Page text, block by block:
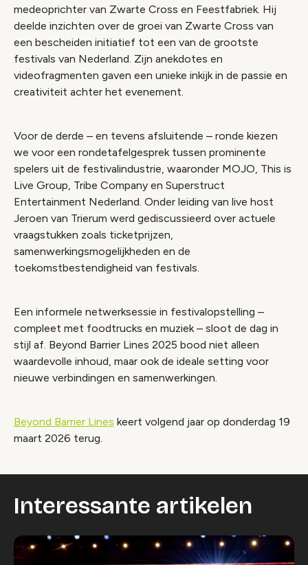
medeoprichter van Zwarte Cross en Feestfabriek. Hij
deelde inzichten over de groei van Zwarte Cross van
een bescheiden initiatief tot een van de grootste
festivals van Nederland. Zijn anekdotes en
videofragmenten gaven een unieke inkijk in de passie en
creativiteit achter het evenement.
Voor de derde – en tevens afsluitende – ronde kiezen
we voor een rondetafelgesprek tussen prominente
spelers uit de festivalindustrie, waaronder MOJO, This is
Live Group, Tribe Company en Superstruct
Entertainment Nederland. Onder leiding van live host
Jeroen van Trierum werd gediscussieerd over actuele
vraagstukken zoals ticketprijzen,
samenwerkingsmogelijkheden en de
toekomstbestendigheid van festivals.
Een informele netwerksessie in festivalopstelling –
compleet met foodtrucks en muziek – sloot de dag in
stijl af. Beyond Barrier Lines 2025 bood niet alleen
waardevolle inhoud, maar ook de ideale setting voor
nieuwe verbindingen en samenwerkingen.
Beyond Barrier Lines keert volgend jaar op donderdag 19
maart 2026 terug.
Interessante artikelen